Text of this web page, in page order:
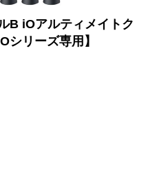
B iOアルティメイトク
シリーズ専用】